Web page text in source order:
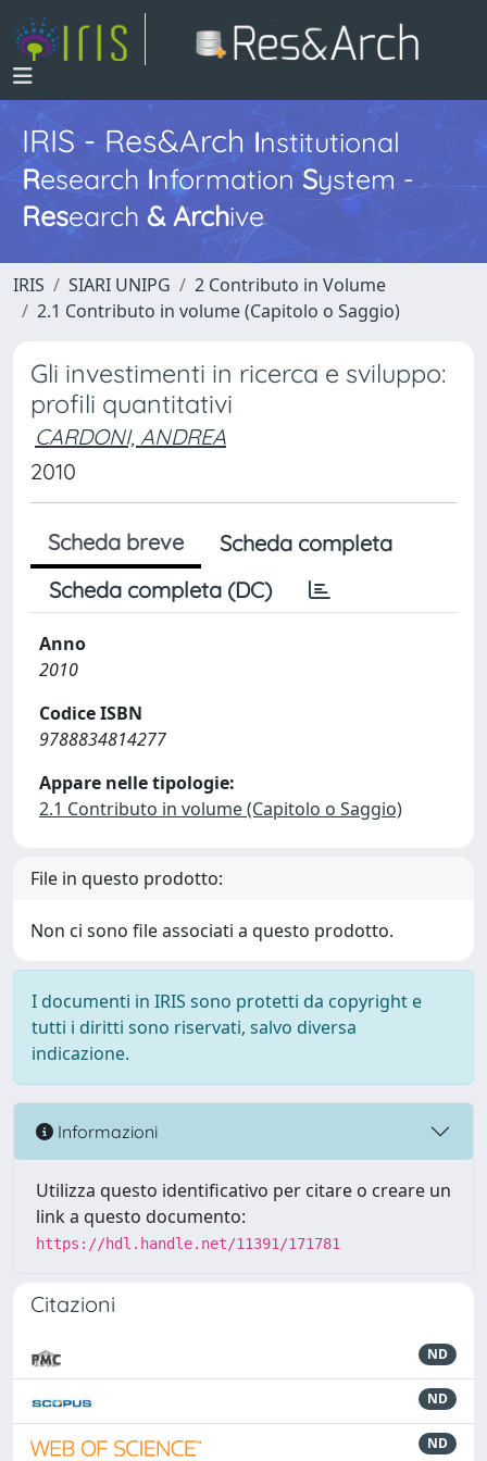
IRIS - Res&ArchInstitutional
Research InformationSystem -
Research & Archive
IRIS SIARI UNIPG
2 Contributo in Volume
2.1 Contributo in volume (Capitolo o Saggio)
Gli investimenti in ricerca e sviluppo:
profili quantitativi
CARDONI, ANDREA
2010
Scheda breve
Scheda completa
Scheda completa (DC)
Anno
2010
Codice ISBN
9788834814277
Appare nelle tipologie:
2.1 Contributo in volume (Capitolo o Saggio)
File in questo prodotto:
Non ci sono file associati a questo prodotto.
I documenti in IRIS sono protetti da copyright e
tutti i diritti sono riservati, salvo diversa
indicazione.
Informazioni
Utilizza questo identificativo per citare o creare un
link a questo documento:
https://hdl.handle.net/11391/171781
Citazioni
ND
ND
ND